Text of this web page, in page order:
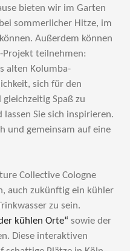
bieten wir im Garten
sommerlicher Hitze, im
Außerdem können
Projekt teilnehmen:
alten Kolumba-
sich für den
Spaß zu
Sie sich inspirieren.
und gemeinsam auf eine
Collective Cologne
auch zukünftig ein kühler
zu sein.
kühlen Orte“ sowie der
Diese interaktiven